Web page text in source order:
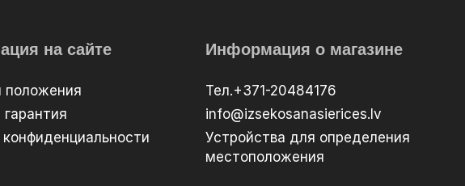
на сайте
положения
гарантия
Информация о магазине
Тел.+371-20484176
info@izsekosanasierices.lv
Устройства для определения
местоположения